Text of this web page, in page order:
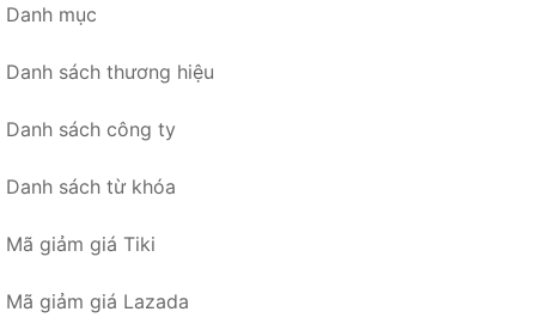
Danh mục
Danh sách thương hiệu
Danh sách công ty
Danh sách từ khóa
Mã giảm giá Tiki
Mã giảm giá Lazada